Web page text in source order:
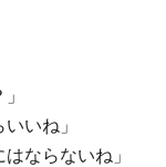
いね」
ならないね」